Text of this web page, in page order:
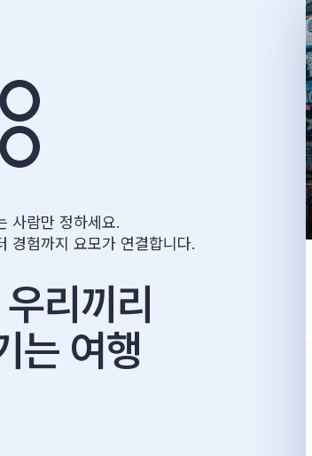
사람만 정하세요.
경험까지 요모가 연결합니다.
리끼리
는 여행